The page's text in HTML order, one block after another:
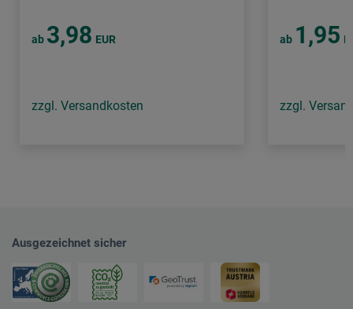
ab 3,98 EUR
zzgl. Versandkosten
ab 1,95
zzgl.
Ausgezeichnet sicher